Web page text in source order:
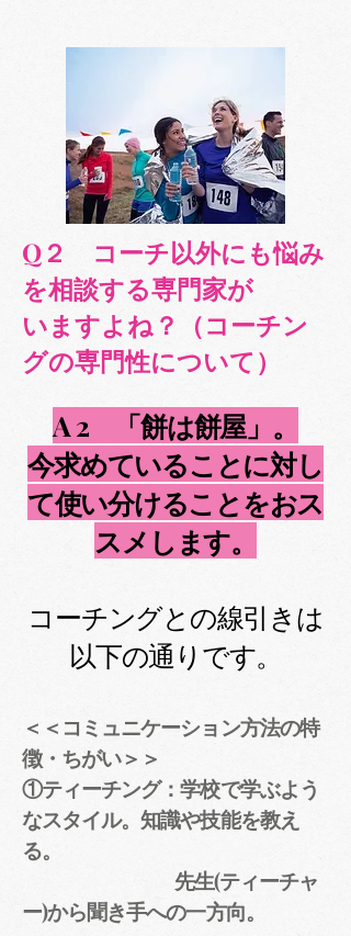
Q２ コーチ以外にも悩み
を相談する専門家が
いますよね？（コーチン
グの専門性について）
A 2 「餅は餅屋」。
今求めていることに対し
て使い分けることをおス
スメします。
コーチングとの線引きは
以下の通りです。
＜＜コミュニケーション方法の特
徴・ちがい＞＞
①ティーチング：学校で学ぶよう
なスタイル。知識や技能を教え
る。
先生(ティーチャ
ー)から聞き手への一方向。